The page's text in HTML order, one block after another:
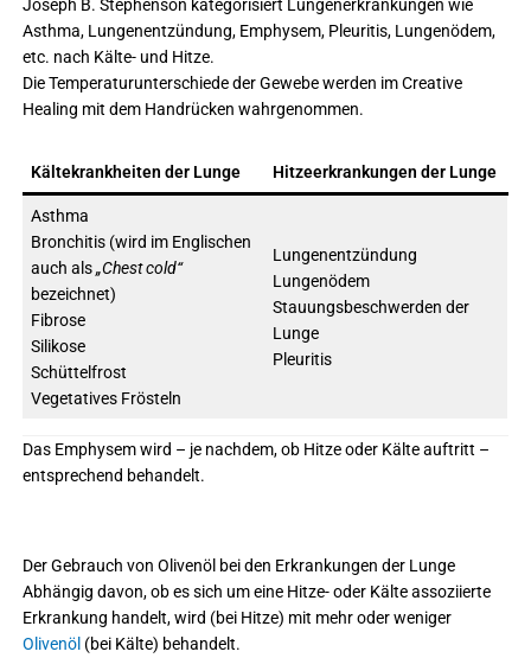
Joseph B. Stephenson kategorisiert Lungenerkrankungen wie
Asthma, Lungenentzündung, Emphysem, Pleuritis, Lungenödem,
etc. nach Kälte- und Hitze.
Die Temperaturunterschiede der Gewebe werden im Creative
Healing mit dem Handrücken wahrgenommen.
Kältekrankheiten der Lunge Hitzeerkrankungen der Lunge
Asthma
Bronchitis (wird im Englischen
auch als„Chest cold“
bezeichnet)
Fibrose
Silikose
Schüttelfrost
Vegetatives Frösteln
Lungenentzündung
Lungenödem
Stauungsbeschwerden der
Lunge
Pleuritis
Das Emphysem wird – je nachdem, ob Hitze oder Kälte auftritt –
entsprechend behandelt.
Der Gebrauch von Olivenöl bei den Erkrankungen der Lunge
Abhängig davon, ob es sich um eine Hitze- oder Kälte assoziierte
Erkrankung handelt, wird (bei Hitze) mit mehr oder weniger
Olivenöl(bei Kälte) behandelt.